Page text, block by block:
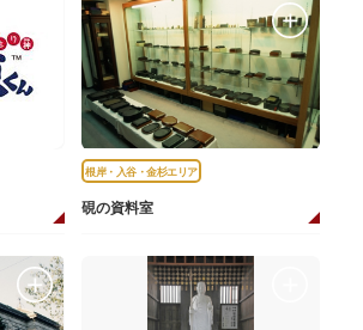
根岸・入谷・金杉エリア
硯の資料室